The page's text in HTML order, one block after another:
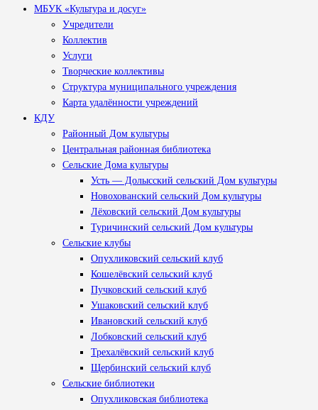
МБУК «Культура и досуг»
Учредители
Коллектив
Услуги
Творческие коллективы
Структура муниципального учреждения
Карта удалённости учреждений
КДУ
Районный Дом культуры
Центральная районная библиотека
Сельские Дома культуры
Усть — Долысский сельский Дом культуры
Новохованский сельский Дом культуры
Лёховский сельский Дом культуры
Туричинский сельский Дом культуры
Сельские клубы
Опухликовский сельский клуб
Кошелёвский сельский клуб
Пучковский сельский клуб
Ушаковский сельский клуб
Ивановский сельский клуб
Лобковский сельский клуб
Трехалёвский сельский клуб
Щербинский сельский клуб
Сельские библиотеки
Опухликовская библиотека